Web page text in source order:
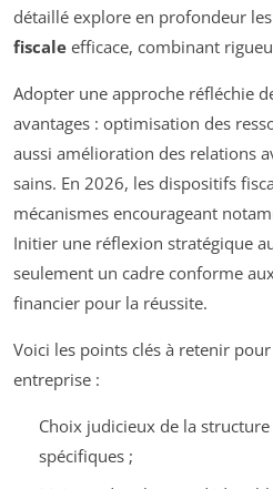
détaillé explore en profondeur
fiscale efficace, combinant
Adopter une approche réfléchie
avantages : optimisation des
aussi amélioration des relations
sains. En 2026, les dispositifs
mécanismes encourageant
Initier une réflexion stratégique
seulement un cadre conforme
financier pour la réussite.
Voici les points clés à retenir
entreprise :
Choix judicieux de la
spécifiques ;